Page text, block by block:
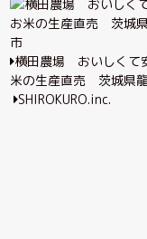
ー
シ
ョ
ン
横田農場 おいしくて
米の生産直売 茨城県
SHIROKURO.inc.